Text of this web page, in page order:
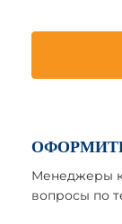
Менеджеры
вопросы по